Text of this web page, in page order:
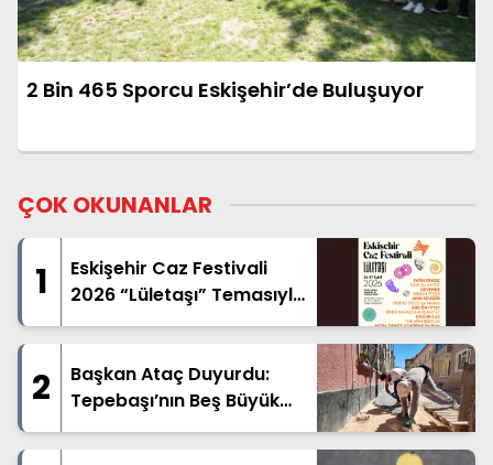
2 Bin 465 Sporcu Eskişehir’de Buluşuyor
ÇOK OKUNANLAR
1
Eskişehir Caz Festivali
2026 “Lületaşı” Temasıyla
Geliyor
2
Başkan Ataç Duyurdu:
Tepebaşı’nın Beş Büyük
Mahallesinde Geniş